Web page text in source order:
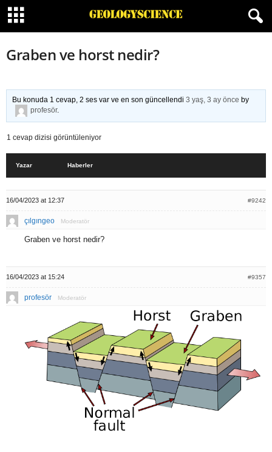
Graben ve horst nedir?
Bu konuda 1 cevap, 2 ses var ve en son güncellendi3 yaş, 3 ay önce by
profesör.
1 cevap dizisi görüntüleniyor
Yazar Haberler
16/04/2023 at 12:37 #9242
çılgıngeo Moderatör
Graben ve horst nedir?
16/04/2023 at 15:24 #9357
profesör Moderatör